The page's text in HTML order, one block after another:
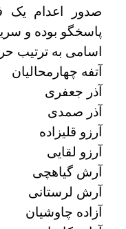
صدور اعدام یک
پاسخگو بوده و
اسامی به ترتیب
آتفه چهارمحالیان
آذر جعفری
آذر صمدی
آرزو قلیزاده
آرزو لقایی
آرش گیاهچی
آرش لرستانی
آزاده چاوشیان